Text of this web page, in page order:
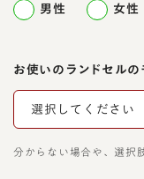
男性 女性
お使いのランドセルの
分からない場合や、選択